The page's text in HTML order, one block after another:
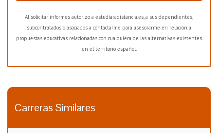
Al solicitar informes autorizo a estudiaradistancia.es, a sus dependientes,
subcontratados o asociados a contactarme para asesorarme en relación a
propuestas educativas relacionadas con cualquiera de las alternativas existentes
en el territorio español.
Carreras Similares